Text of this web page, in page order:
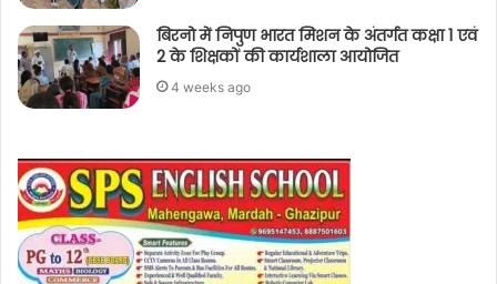
बिरनो में निपुण भारत मिशन के अंतर्गत कक्षा 1 एवं
2 के शिक्षकों की कार्यशाला आयोजित
4 weeks ago